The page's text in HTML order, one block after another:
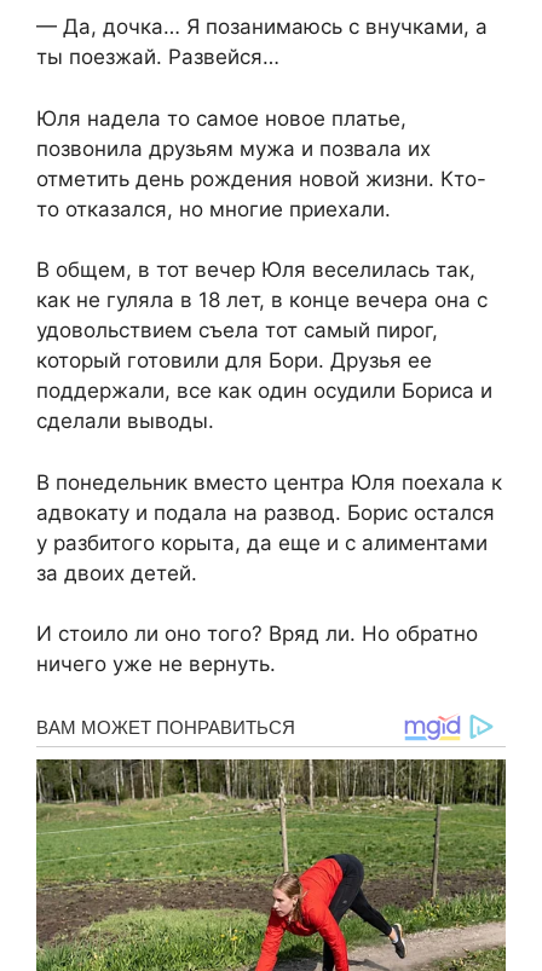
— Да, дочка… Я позанимаюсь с внучками, а
ты поезжай. Развейся…
Юля надела то самое новое платье,
позвонила друзьям мужа и позвала их
отметить день рождения новой жизни. Кто-
то отказался, но многие приехали.
В общем, в тот вечер Юля веселилась так,
как не гуляла в 18 лет, в конце вечера она с
удовольствием съела тот самый пирог,
который готовили для Бори. Друзья ее
поддержали, все как один осудили Бориса и
сделали выводы.
В понедельник вместо центра Юля поехала к
адвокату и подала на развод. Борис остался
у разбитого корыта, да еще и с алиментами
за двоих детей.
И стоило ли оно того? Вряд ли. Но обратно
ничего уже не вернуть.